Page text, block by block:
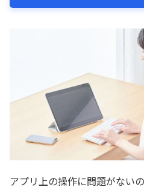
アプリ上の操作に問題がない